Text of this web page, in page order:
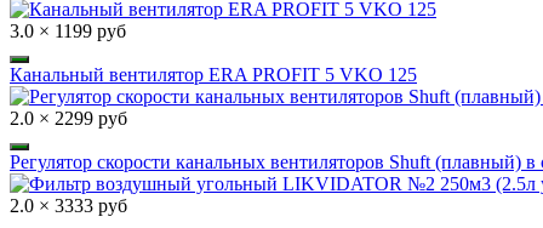
3.0 × 1199 руб
Канальный вентилятор ERA PROFIT 5 VKO 125
2.0 × 2299 руб
Регулятор скорости канальных вентиляторов Shuft (плавный) в
2.0 × 3333 руб